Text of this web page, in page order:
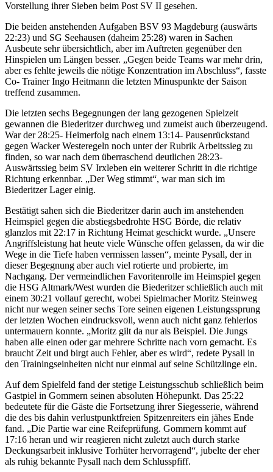
Vorstellung ihrer Sieben beim Post SV II gesehen.
Die beiden anstehenden Aufgaben BSV 93 Magdeburg (auswärts
22:23) und SG Seehausen (daheim 25:28) waren in Sachen
Ausbeute sehr übersichtlich, aber im Auftreten gegenüber den
Hinspielen um Längen besser. „Gegen beide Teams war mehr drin,
aber es fehlte jeweils die nötige Konzentration im Abschluss“, fasste
Co- Trainer Ingo Heitmann die letzten Minuspunkte der Saison
treffend zusammen.
Die letzten sechs Begegnungen der lang gezogenen Spielzeit
gewannen die Biederitzer durchweg und zumeist auch überzeugend.
War der 28:25- Heimerfolg nach einem 13:14- Pausenrückstand
gegen Wacker Westeregeln noch unter der Rubrik Arbeitssieg zu
finden, so war nach dem überraschend deutlichen 28:23-
Auswärtssieg beim SV Irxleben ein weiterer Schritt in die richtige
Richtung erkennbar. „Der Weg stimmt“, war man sich im
Biederitzer Lager einig.
Bestätigt sahen sich die Biederitzer darin auch im anstehenden
Heimspiel gegen die abstiegsbedrohte HSG Börde, die relativ
glanzlos mit 22:17 in Richtung Heimat geschickt wurde. „Unsere
Angriffsleistung hat heute viele Wünsche offen gelassen, da wir die
Wege in die Tiefe haben vermissen lassen“, meinte Pysall, der in
dieser Begegnung aber auch viel rotierte und probierte, im
Nachgang. Der vermeindlichen Favoritenrolle im Heimspiel gegen
die HSG Altmark/West wurden die Biederitzer schließlich auch mit
einem 30:21 vollauf gerecht, wobei Spielmacher Moritz Steinweg
nicht nur wegen seiner sechs Tore seinen eigenen Leistungssprung
der letzten Wochen eindrucksvoll, wenn auch nicht ganz fehlerlos
untermauern konnte. „Moritz gilt da nur als Beispiel. Die Jungs
haben alle einen oder gar mehrere Schritte nach vorn gemacht. Es
braucht Zeit und birgt auch Fehler, aber es wird“, redete Pysall in
den Trainingseinheiten nicht nur einmal auf seine Schützlinge ein.
Auf dem Spielfeld fand der stetige Leistungsschub schließlich beim
Gastpiel in Gommern seinen absoluten Höhepunkt. Das 25:22
bedeutete für die Gäste die Fortsetzung ihrer Siegesserie, während
die des bis dahin verlustpunktfreien Spitzenreiters ein jähes Ende
fand. „Die Partie war eine Reifeprüfung. Gommern kommt auf
17:16 heran und wir reagieren nicht zuletzt auch durch starke
Deckungsarbeit inklusive Torhüter hervorragend“, jubelte der eher
als ruhig bekannte Pysall nach dem Schlusspfiff.